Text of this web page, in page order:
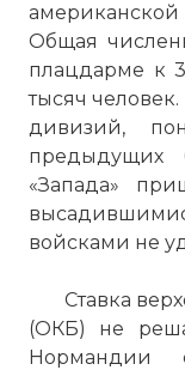
Общая
плацдарме к
тысяч
дивизий,
предыдущих
«Запада»
войсками не
Ставка
(ОКБ) не
Нормандии